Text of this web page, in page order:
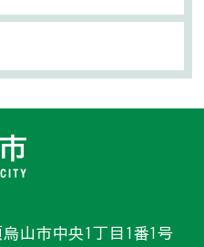
山市中央1丁目1番1号